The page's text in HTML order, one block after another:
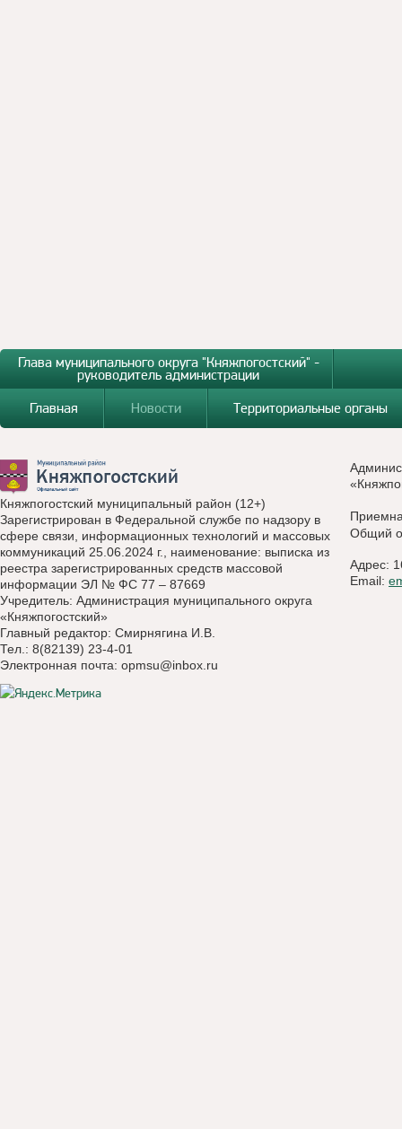
Глава муниципального округа "Княжпогостский" -
руководитель администрации
Главная
Новости Территориальные органы
Княжпогостский муниципальный район (12+)
Зарегистрирован в Федеральной службе по надзору в
сфере связи, информационных технологий и массовых
коммуникаций 25.06.2024 г., наименование: выписка из
реестра зарегистрированных средств массовой
информации ЭЛ № ФС 77 – 87669
Учредитель: Администрация муниципального округа
«Княжпогостский»
Главный редактор: Смирнягина И.В.
Тел.: 8(82139) 23-4-01
Электронная почта: opmsu@inbox.ru
Общий
Адрес:
Email: